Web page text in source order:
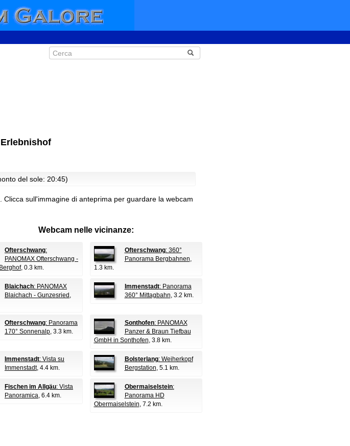
del sole: 20:45)
Clicca sull'immagine di anteprima per guardare la webcam
Webcam nelle vicinanze:
Ofterschwang:
PANOMAX Ofterschwang -
, 0.3 km.
Ofterschwang: 360°
Panorama Bergbahnen,
1.3 km.
Blaichach: PANOMAX
Blaichach - Gunzesried ,
Immenstadt: Panorama
360° Mittagbahn, 3.2 km.
Ofterschwang: Panorama
170° Sonnenalp, 3.3 km.
Sonthofen: PANOMAX
Panzer & Braun Tiefbau
GmbH in Sonthofen, 3.8 km.
Immenstadt: Vista su
Immenstadt, 4.4 km.
Bolsterlang: Weiherkopf
Bergstation, 5.1 km.
Fischen im Allgäu: Vista
Panoramica, 6.4 km.
Obermaiselstein:
Panorama HD
Obermaiselstein, 7.2 km.